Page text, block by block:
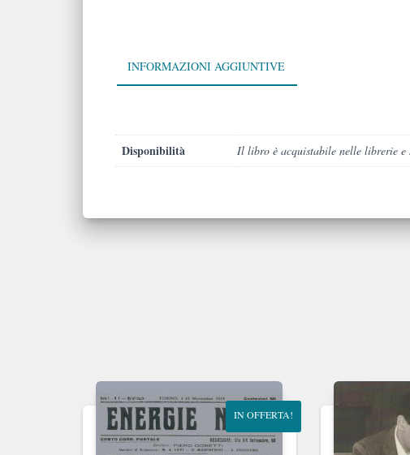
INFORMAZIONI AGGIUNTIVE
Disponibilità Il libro è acquistabile nelle librerie
IN OFFERTA!